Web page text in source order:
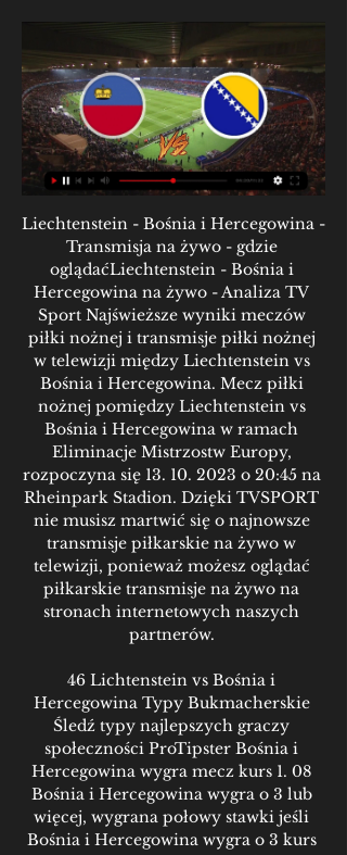
Liechtenstein - Bośnia i Hercegowina -
Transmisja na żywo - gdzie
oglądaćLiechtenstein - Bośnia i
Hercegowina na żywo - Analiza TV
Sport Najświeższe wyniki meczów
piłki nożnej i transmisje piłki nożnej
w telewizji między Liechtenstein vs
Bośnia i Hercegowina. Mecz piłki
nożnej pomiędzy Liechtenstein vs
Bośnia i Hercegowina w ramach
Eliminacje Mistrzostw Europy,
rozpoczyna się 13. 10. 2023 o 20:45 na
Rheinpark Stadion. Dzięki TVSPORT
nie musisz martwić się o najnowsze
transmisje piłkarskie na żywo w
telewizji, ponieważ możesz oglądać
piłkarskie transmisje na żywo na
stronach internetowych naszych
partnerów.
46 Lichtenstein vs Bośnia i
Hercegowina Typy Bukmacherskie
Śledź typy najlepszych graczy
społeczności ProTipster Bośnia i
Hercegowina wygra mecz kurs 1. 08
Bośnia i Hercegowina wygra o 3 lub
więcej, wygrana połowy stawki jeśli
Bośnia i Hercegowina wygra o 3 kurs